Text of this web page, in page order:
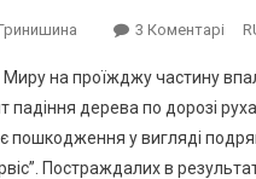
3 Коментарі До
На
на проїжджу частину
дерева по дорозі
пошкодження у вигляді
Постраждалих в